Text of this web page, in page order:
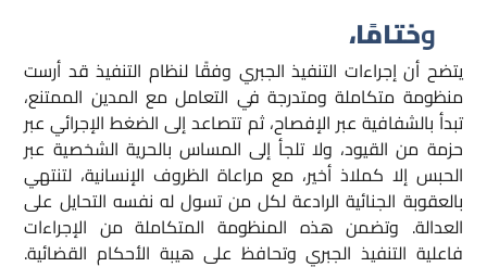
وختامًا،
يتضح أن إجراءات التنفيذ الجبري وفقًا لنظام التنفيذ قد أرست
منظومة متكاملة ومتدرجة في التعامل مع المدين الممتنع،
تبدأ بالشفافية عبر الإفصاح، ثم تتصاعد إلى الضغط الإجرائي عبر
حزمة من القيود، ولا تلجأ إلى المساس بالحرية الشخصية عبر
الحبس إلا كملاذ أخير، مع مراعاة الظروف الإنسانية، لتنتهي
بالعقوبة الجنائية الرادعة لكل من تسول له نفسه التحايل على
العدالة. وتضمن هذه المنظومة المتكاملة من الإجراءات
فاعلية التنفيذ الجبري وتحافظ على هيبة الأحكام القضائية.